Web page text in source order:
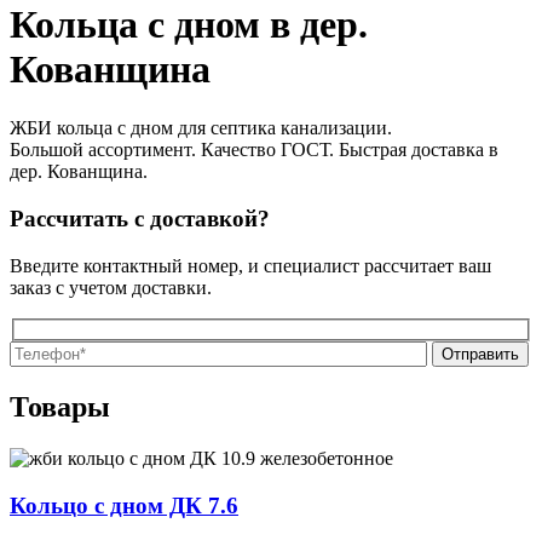
Кольца с дном в дер.
Кованщина
ЖБИ кольца с дном для септика канализации.
Большой ассортимент. Качество ГОСТ. Быстрая доставка в
дер. Кованщина.
Рассчитать с доставкой?
Введите контактный номер, и специалист рассчитает ваш
заказ с учетом доставки.
Товары
Кольцо с дном ДК 7.6